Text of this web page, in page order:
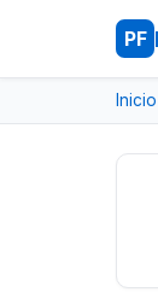
PF
Inicio